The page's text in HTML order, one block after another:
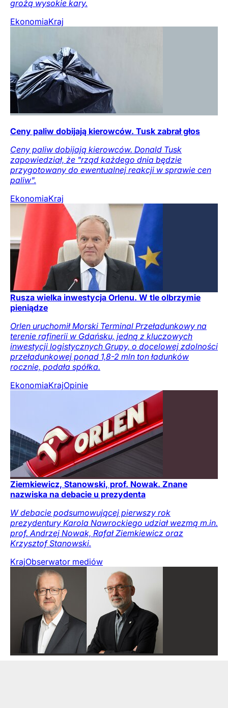
grożą wysokie kary.
EkonomiaKraj
Ceny paliw dobijają kierowców. Tusk zabrał głos
Ceny paliw dobijają kierowców. Donald Tusk
zapowiedział, że "rząd każdego dnia będzie
przygotowany do ewentualnej reakcji w sprawie cen
paliw".
EkonomiaKraj
Rusza wielka inwestycja Orlenu. W tle olbrzymie
pieniądze
Orlen uruchomił Morski Terminal Przeładunkowy na
terenie rafinerii w Gdańsku, jedną z kluczowych
inwestycji logistycznych Grupy, o docelowej zdolności
przeładunkowej ponad 1,8-2 mln ton ładunków
rocznie, podała spółka.
EkonomiaKrajOpinie
Ziemkiewicz, Stanowski, prof. Nowak. Znane
nazwiska na debacie u prezydenta
W debacie podsumowującej pierwszy rok
prezydentury Karola Nawrockiego udział wezmą m.in.
prof. Andrzej Nowak, Rafał Ziemkiewicz oraz
Krzysztof Stanowski.
KrajObserwator mediów